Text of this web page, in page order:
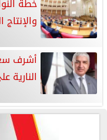
خطة
والإنتاج
أشرف
النارية